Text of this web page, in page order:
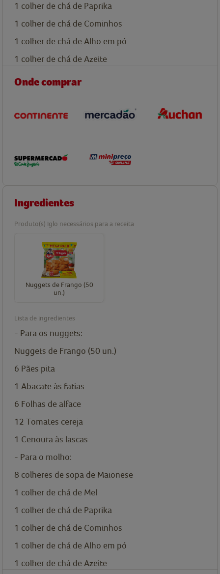
1 colher de chá de Paprika
1 colher de chá de Cominhos
1 colher de chá de Alho em pó
1 colher de chá de Azeite
Onde comprar
Ingredientes
Produto(s) Iglo necessários para a receita
Nuggets de Frango (50
un.)
Lista de ingredientes
- Para os nuggets:
Nuggets de Frango (50 un.)
6 Pães pita
1 Abacate às fatias
6 Folhas de alface
12 Tomates cereja
1 Cenoura às lascas
- Para o molho:
8 colheres de sopa de Maionese
1 colher de chá de Mel
1 colher de chá de Paprika
1 colher de chá de Cominhos
1 colher de chá de Alho em pó
1 colher de chá de Azeite